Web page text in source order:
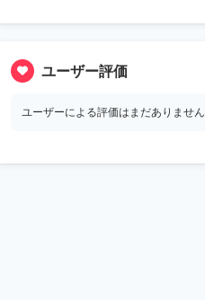
ユーザー評価
ユーザーによる評価はまだありません